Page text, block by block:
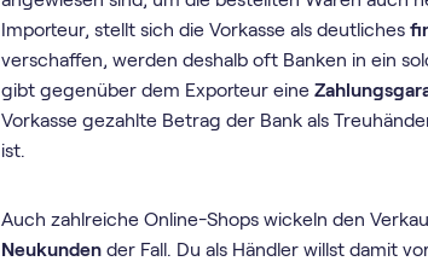
Importeur, stellt sich die Vorkasse als deutliches
verschaffen, werden deshalb oft Banken in ein
gibt gegenüber dem Exporteur eine
Vorkasse gezahlte Betrag der Bank als
ist.
Auch zahlreiche Online-Shops wickeln den
Neukunden der Fall. Du als Händler willst damit